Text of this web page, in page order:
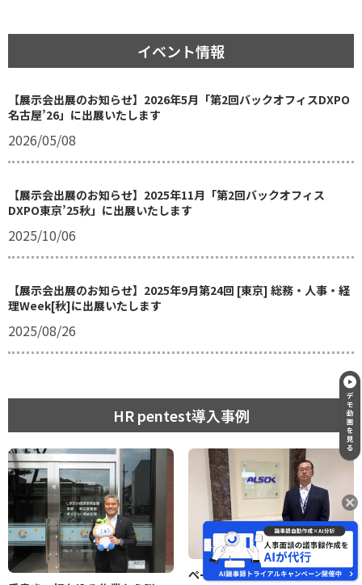
イベント情報
【展示会出展のお知らせ】2026年5月「第2回バックオフィスDXPO
名古屋’26」に出展いたします
2026/05/08
【展示会出展のお知らせ】2025年11月「第2回バックオフィス
DXPO東京’25秋」に出展いたします
2025/10/06
【展示会出展のお知らせ】2025年9月第24回 [東京] 総務・人事・経
理Week[秋]に出展いたします
2025/08/26
HR pentest導入事例
ペーパーレス×AIで面談業務を